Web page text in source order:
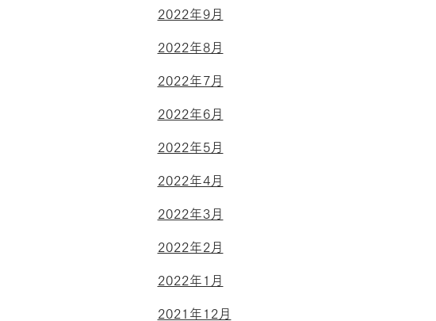
2022年9月
2022年8月
2022年7月
2022年6月
2022年5月
2022年4月
2022年3月
2022年2月
2022年1月
2021年12月